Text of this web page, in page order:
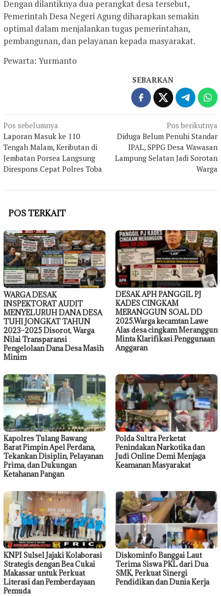
Dengan dilantiknya dua perangkat desa tersebut,
Pemerintah Desa Negeri Agung diharapkan semakin
optimal dalam menjalankan tugas pemerintahan,
pembangunan, dan pelayanan kepada masyarakat.
Pewarta: Yurmanto
SEBARKAN
Navigasi
pos
Pos sebelumnya
Laporan Masuk ke 110
Tengah Malam, Keributan di
Jembatan Porsea Langsung
Direspons Cepat Polres Toba
Pos berikutnya
Diduga Belum Penuhi Standar
IPAL, SPPG Desa Wawasan
Lampung Selatan Jadi Sorotan
Warga
POS TERKAIT
WARGA DESAK
INSPEKTORAT AUDIT
MENYELURUH DANA DESA
TUHI JONGKAT TAHUN
2023–2025 Disorot, Warga
Nilai Transparansi
Pengelolaan Dana Desa Masih
Minim
DESAK APH PANGGIL PJ
KADES CINGKAM
MERANGGUN SOAL DD
2025.Warga kecamtan Lawe
Alas desa cingkam Meranggun
Minta Klarifikasi Penggunaan
Anggaran
Kapolres Tulang Bawang
Barat Pimpin Apel Perdana,
Tekankan Disiplin, Pelayanan
Prima, dan Dukungan
Ketahanan Pangan
Polda Sultra Perketat
Penindakan Narkotika dan
Judi Online Demi Menjaga
Keamanan Masyarakat
KNPI Sulsel Jajaki Kolaborasi
Strategis dengan Bea Cukai
Makassar untuk Perkuat
Literasi dan Pemberdayaan
Pemuda
Diskominfo Banggai Laut
Terima Siswa PKL dari Dua
SMK, Perkuat Sinergi
Pendidikan dan Dunia Kerja